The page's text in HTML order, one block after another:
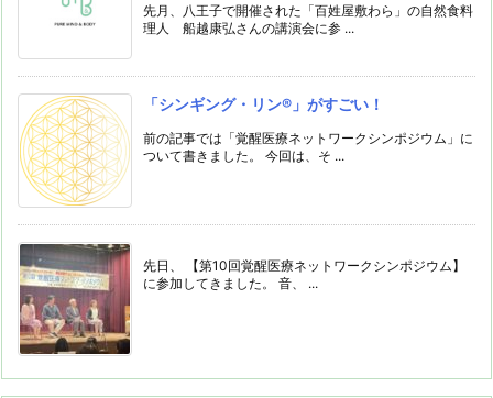
先月、八王子で開催された「百姓屋敷わら」の自然食料
理人 船越康弘さんの講演会に参 ...
「シンギング・リン®️」がすごい！
前の記事では「覚醒医療ネットワークシンポジウム」に
ついて書きました。 今回は、そ ...
先日、 【第10回覚醒医療ネットワークシンポジウム】
に参加してきました。 音、 ...